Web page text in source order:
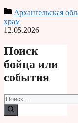
Архангельская
храм
12.05.2026
Поиск
бойца или
события
Поиск: